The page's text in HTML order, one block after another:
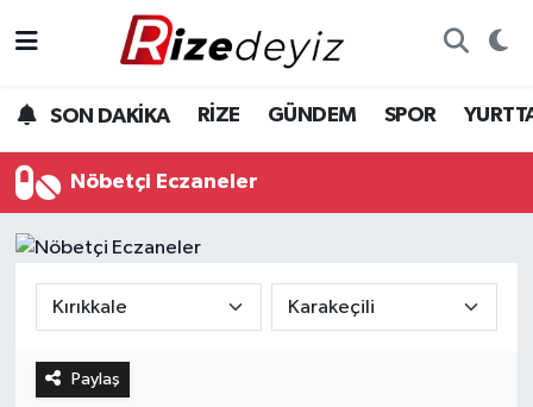
SON DAKİKA RİZE GÜNDEM SPOR
Nöbetçi Eczaneler
Paylaş
Gündem
Yurttan Haberler
Teknoloji
Sağlık
Rize Hava Durumu
Rize Trafik Yoğunluk Haritası
Tüm Manşetler
Son Dakika Haberleri